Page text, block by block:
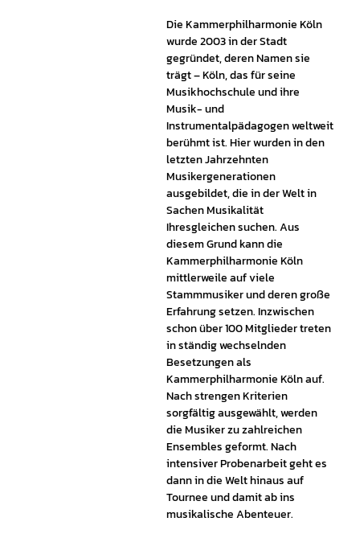
Die Kammerphilharmonie Köln
wurde 2003 in der Stadt
gegründet, deren Namen sie
trägt – Köln, das für seine
Musikhochschule und ihre
Musik- und
Instrumentalpädagogen weltweit
berühmt ist. Hier wurden in den
letzten Jahrzehnten
Musikergenerationen
ausgebildet, die in der Welt in
Sachen Musikalität
Ihresgleichen suchen. Aus
diesem Grund kann die
Kammerphilharmonie Köln
mittlerweile auf viele
Stammmusiker und deren große
Erfahrung setzen. Inzwischen
schon über 100 Mitglieder treten
in ständig wechselnden
Besetzungen als
Kammerphilharmonie Köln auf.
Nach strengen Kriterien
sorgfältig ausgewählt, werden
die Musiker zu zahlreichen
Ensembles geformt. Nach
intensiver Probenarbeit geht es
dann in die Welt hinaus auf
Tournee und damit ab ins
musikalische Abenteuer.